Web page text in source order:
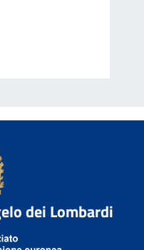
dei Lombardi